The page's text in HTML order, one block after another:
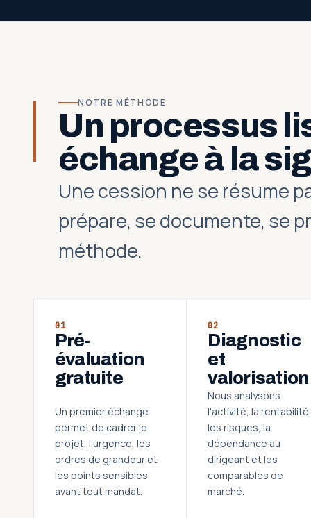
NOTRE MÉTHODE
Un processus
échange à la
Une cession ne se résume
prépare, se documente, se
méthode.
01
Pré-
évaluation
gratuite
Un premier échange
permet de cadrer le
projet, l'urgence, les
ordres de grandeur et
les points sensibles
avant tout mandat.
02
Diagnostic
et
valorisation
Nous analysons
l'activité, la
les risques, la
dépendance au
dirigeant et les
comparables de
marché.